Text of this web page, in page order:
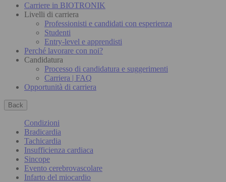
Carriere in BIOTRONIK
Livelli di carriera
Professionisti e candidati con esperienza
Studenti
Entry-level e apprendisti
Perché lavorare con noi?
Candidatura
Processo di candidatura e suggerimenti
Carriera | FAQ
Opportunità di carriera
Back
Condizioni
Bradicardia
Tachicardia
Insufficienza cardiaca
Sincope
Evento cerebrovascolare
Infarto del miocardio